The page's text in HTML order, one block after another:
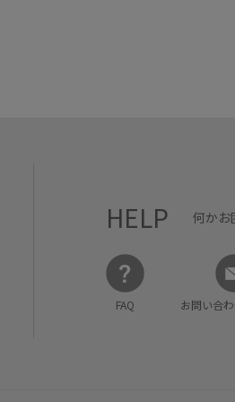
HELP 何かお
FAQ お問い合